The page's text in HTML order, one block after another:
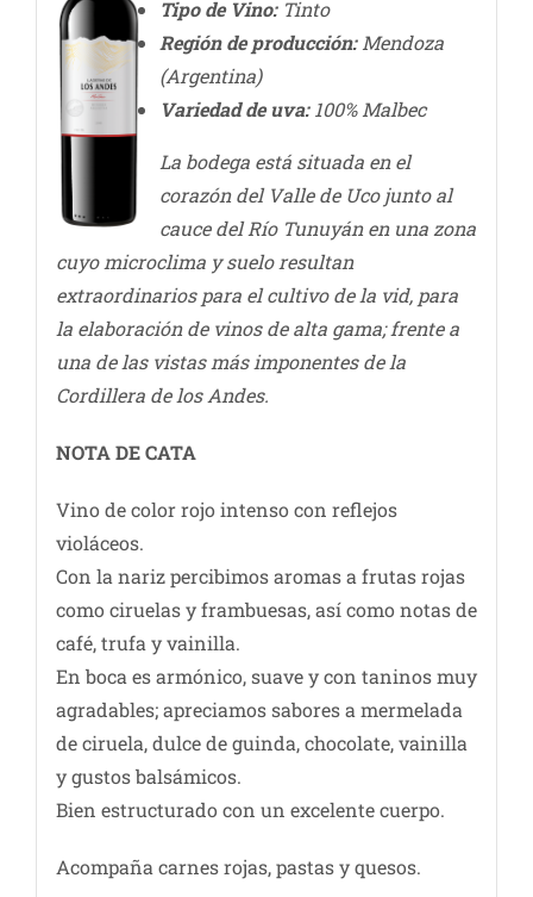
Tipo de Vino:Tinto
Región de producción:Mendoza
(Argentina)
Variedad de uva:100% Malbec
La bodega está situada en el
corazón del Valle de Uco junto al
cauce del Río Tunuyán en una zona
cuyo microclima y suelo resultan
extraordinarios para el cultivo de la vid, para
la elaboración de vinos de alta gama; frente a
una de las vistas más imponentes de la
Cordillera de los Andes.
NOTA DE CATA
Vino de color rojo intenso con reflejos
violáceos.
Con la nariz percibimos aromas a frutas rojas
como ciruelas y frambuesas, así como notas de
café, trufa y vainilla.
En boca es armónico, suave y con taninos muy
agradables; apreciamos sabores a mermelada
de ciruela, dulce de guinda, chocolate, vainilla
y gustos balsámicos.
Bien estructurado con un excelente cuerpo.
Acompaña carnes rojas, pastas y quesos.